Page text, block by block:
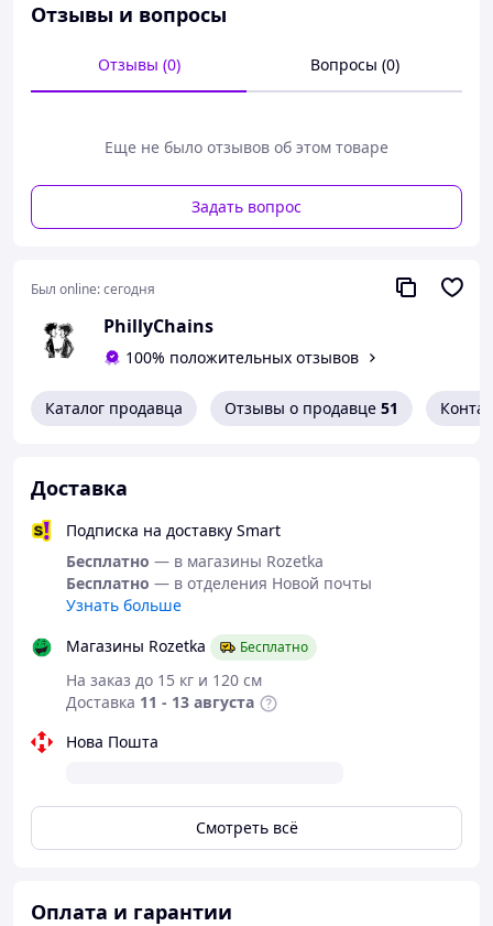
• Высота линз: 4 см
🎁 В упаковку входит :
✔️Серветка
📦 Открытка Новой Поштой, укр почта,
розетка, OLX доставка, Prom
💬 Возможна оплата при получении
📸 Дополнительные фото/видео – по запросу
Отзывы и вопросы
Отзывы (0) Вопросы (0)
Еще не было отзывов об этом товаре
Задать вопрос
Был online:сегодня
PhillyChains
100% положительных отзывов
Каталог продавца Отзывы о продавце 51
Доставка
Подписка на доставку Smart
Бесплатно — в магазины Rozetka
Бесплатно — в отделения Новой почты
Узнать больше
Магазины Rozetka
Бесплатно
На заказ до 15 кг и 120 см
Доставка 11 - 13 августа
Нова Пошта
Смотреть всё
Оплата и гарантии